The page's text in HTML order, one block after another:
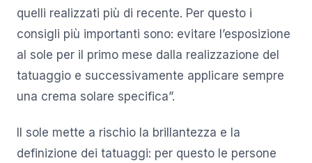
quelli realizzati più di recente. Per questo i
consigli più importanti sono: evitare l’esposizione
al sole per il primo mese dalla realizzazione del
tatuaggio e successivamente applicare sempre
una crema solare specifica”.
Il sole mette a rischio la brillantezza e la
definizione dei tatuaggi: per questo le persone